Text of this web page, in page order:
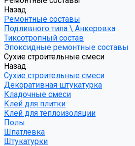
Назад
Ремонтные составы
Подливного типа \ Анкеровка
Тиксотропный состав
Эпоксидные ремонтные составы
Сухие строительные смеси
Назад
Сухие строительные смеси
Декоративная штукатурка
Кладочные смеси
Клей для плитки
Клей для теплоизоляции
Полы
Шпатлевка
Штукатурки